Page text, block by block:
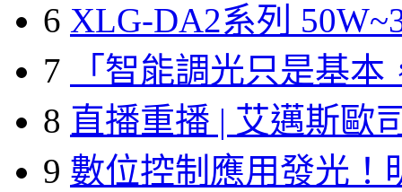
6 XLG-DA2系列
7
「智能調光只是基本
8 直播重播 | 艾邁斯歐
9 數位控制應用發光！